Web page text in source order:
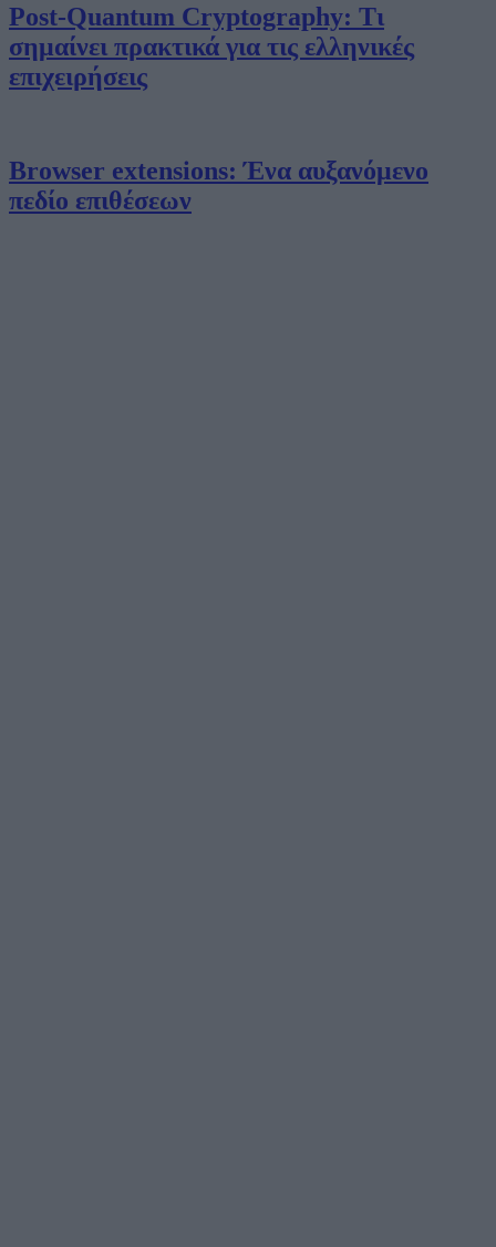
Post-Quantum Cryptography: Τι
σημαίνει πρακτικά για τις ελληνικές
επιχειρήσεις
Browser extensions: Ένα αυξανόμενο
πεδίο επιθέσεων